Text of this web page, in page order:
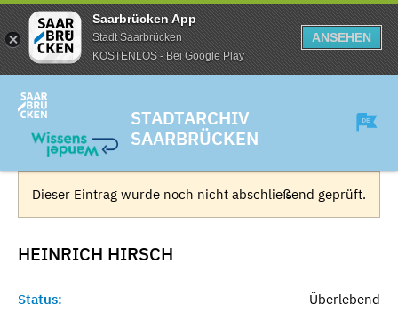
Saarbrücken App
Stadt Saarbrücken
KOSTENLOS - Bei Google Play
ANSEHEN
STADTARCHIV
SAARBRÜCKEN
Dieser Eintrag wurde noch nicht abschließend geprüft.
HEINRICH HIRSCH
Status:
Überlebend